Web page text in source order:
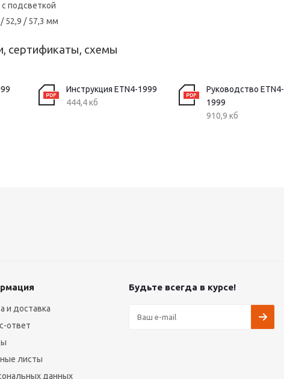
подсветкой
52,9 / 57,3 мм
сертификаты, схемы
Инструкция ETN4-1999
444,4 кб
Руководство ETN4-
1999
910,9 кб
и доставка
ответ
листы
данных
Будьте всегда в курсе!